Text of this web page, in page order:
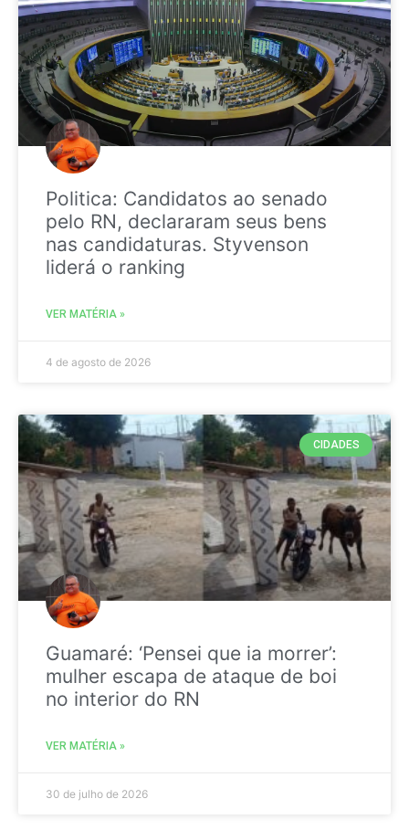
Politica: Candidatos ao senado
pelo RN, declararam seus bens
nas candidaturas. Styvenson
liderá o ranking
VER MATÉRIA »
4 de agosto de 2026
CIDADES
Guamaré: ‘Pensei que ia morrer’:
mulher escapa de ataque de boi
no interior do RN
VER MATÉRIA »
30 de julho de 2026